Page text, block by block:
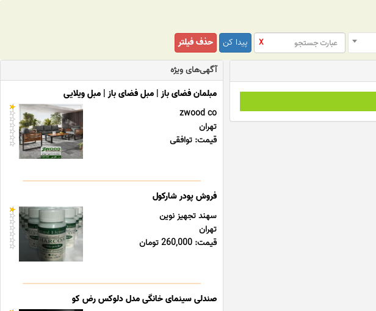
X پیدا کن
حذف فیلتر
آگهی‌های ویژه
مبلمان فضای باز | مبل فضای باز | مبل ویلایی
zwood co
تهران
قیمت: توافقی
فروش پودر شارکول
سهند تجهیز نوین
تهران
قیمت: 260,000 تومان
صندلی سینمای خانگی مدل دلوکس رض کو